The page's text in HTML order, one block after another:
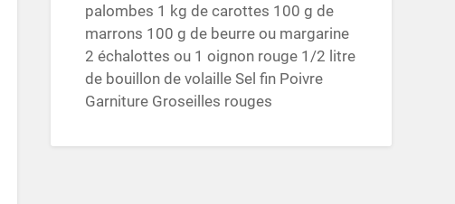
palombes 1 kg de carottes 100 g de
marrons 100 g de beurre ou margarine
2 échalottes ou 1 oignon rouge 1/2 litre
de bouillon de volaille Sel fin Poivre
Garniture Groseilles rouges